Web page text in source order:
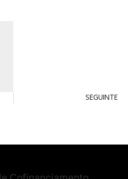
SEGUINTE